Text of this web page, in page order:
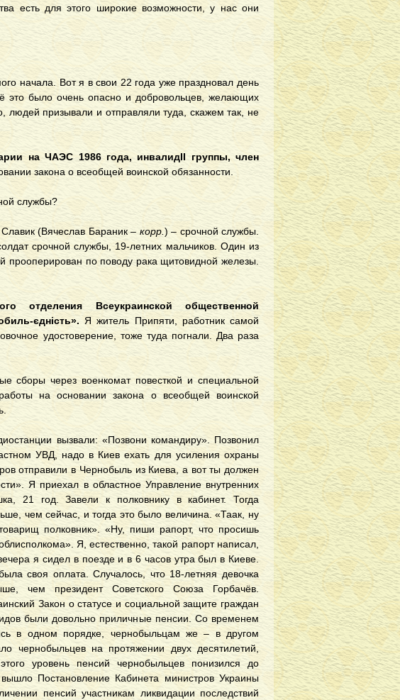
есть для этого широкие возможности, у нас они
начала. Вот я в свои 22 года уже праздновал день
это было очень опасно и добровольцев, желающих
людей призывали и отправляли туда, скажем так, не
на ЧАЭС 1986 года, инвалидII группы, член
закона о всеобщей воинской обязанности.
службы?
(Вячеслав Бараник – корр.) – срочной службы.
срочной службы, 19-летних мальчиков. Один из
прооперирован по поводу рака щитовидной железы.
отделения Всеукраинской общественной
єдність». Я житель Припяти, работник самой
удостоверение, тоже туда погнали. Два раза
сборы через военкомат повесткой и специальной
на основании закона о всеобщей воинской
вызвали: «Позвони командиру». Позвонил
УВД, надо в Киев ехать для усиления охраны
отправили в Чернобыль из Киева, а вот ты должен
Я приехал в областное Управление внутренних
21 год. Завели к полковнику в кабинет. Тогда
чем сейчас, и тогда это было величина. «Таак, ну
полковник». «Ну, пиши рапорт, что просишь
Я, естественно, такой рапорт написал,
я сидел в поезде и в 6 часов утра был в Киеве.
своя оплата. Случалось, что 18-летняя девочка
чем президент Советского Союза Горбачёв.
Закон о статусе и социальной защите граждан
были довольно приличные пенсии. Со временем
в одном порядке, чернобыльцам же – в другом
чернобыльцев на протяжении двух десятилетий,
уровень пенсий чернобыльцев понизился до
Постановление Кабинета министров Украины
пенсий участникам ликвидации последствий